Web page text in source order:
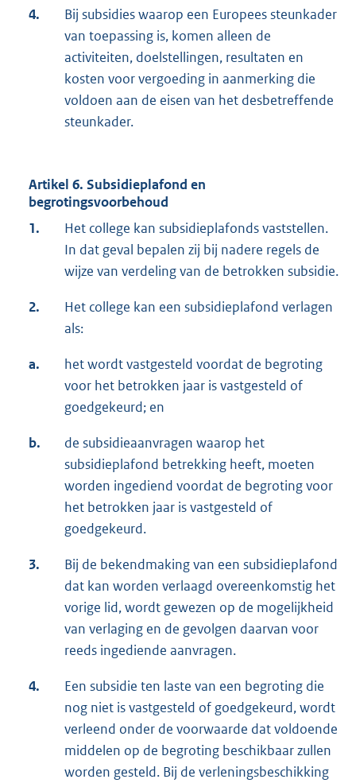
4.
Bij subsidies waarop een Europees steunkader
van toepassing is, komen alleen de
activiteiten, doelstellingen, resultaten en
kosten voor vergoeding in aanmerking die
voldoen aan de eisen van het desbetreffende
steunkader.
Artikel 6. Subsidieplafond en
begrotingsvoorbehoud
1.
Het college kan subsidieplafonds vaststellen.
In dat geval bepalen zij bij nadere regels de
wijze van verdeling van de betrokken subsidie.
2.
Het college kan een subsidieplafond verlagen
als:
a.
het wordt vastgesteld voordat de begroting
voor het betrokken jaar is vastgesteld of
goedgekeurd; en
b.
de subsidieaanvragen waarop het
subsidieplafond betrekking heeft, moeten
worden ingediend voordat de begroting voor
het betrokken jaar is vastgesteld of
goedgekeurd.
3.
Bij de bekendmaking van een subsidieplafond
dat kan worden verlaagd overeenkomstig het
vorige lid, wordt gewezen op de mogelijkheid
van verlaging en de gevolgen daarvan voor
reeds ingediende aanvragen.
4.
Een subsidie ten laste van een begroting die
nog niet is vastgesteld of goedgekeurd, wordt
verleend onder de voorwaarde dat voldoende
middelen op de begroting beschikbaar zullen
worden gesteld. Bij de verleningsbeschikking